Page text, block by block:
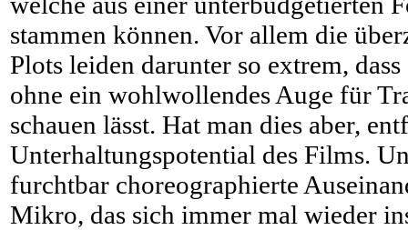
stammen können. Vor allem die
Plots leiden darunter so extrem, dass
ohne ein wohlwollendes Auge für
schauen lässt. Hat man dies aber,
Unterhaltungspotential des Films.
furchtbar choreographierte
Mikro, das sich immer mal wieder